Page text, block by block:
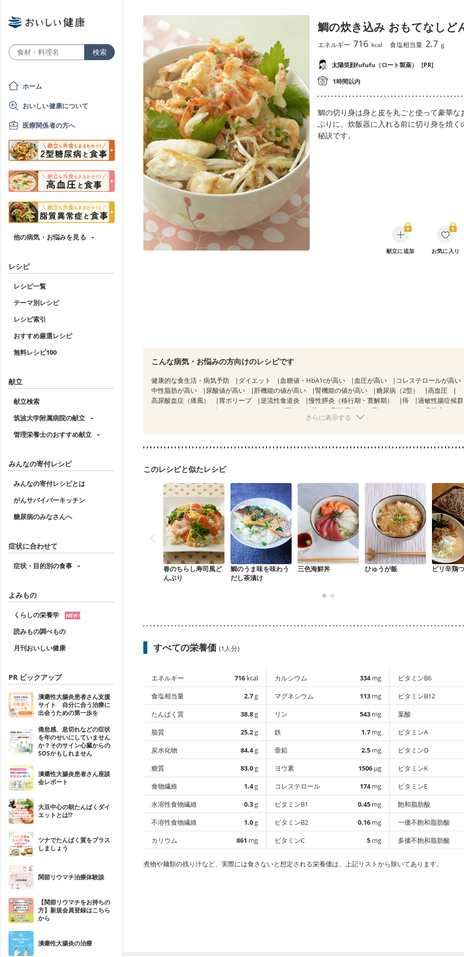
ホーム
おいしい健康について
医療関係者の方へ
他の病気・お悩みを見る
レシピ
レシピ一覧
テーマ別レシピ
レシピ索引
おすすめ厳選レシピ
無料レシピ100
献立
献立検索
筑波大学附属病院の献立
管理栄養士のおすすめ献立
みんなの寄付レシピ
みんなの寄付レシピとは
がんサバイバーキッチン
糖尿病のみなさんへ
症状に合わせて
症状・目的別の食事
よみもの
くらしの栄養学
読みもの調べもの
月刊おいしい健康
PR ピックアップ
潰瘍性大腸炎患者さん支援
サイト 自分に合う治療に
出会うための第一歩を
倦怠感、息切れなどの症状
を年のせいにしていません
か？そのサイン心臓からの
SOSかもしれません
潰瘍性大腸炎患者さん座談
会レポート
大豆中心の朝たんぱくダイ
エットとは!?
ツナでたんぱく質をプラス
しましょう
関節リウマチ治療体験談
【関節リウマチをお持ちの
方】新規会員登録はこちら
から
潰瘍性大腸炎の治療
鯛の炊き込み おもてなしど
エネルギー 716 kcal 食塩相当量 2.7 g
太陽笑顔fufufu（ロート製薬）
[PR]
1時間以内
鯛の切り身は身と皮を丸ごと使って豪華な
ぶりに。炊飯器に入れる前に切り身を焼く
秘訣です。
献立に追加 お気に入り
こんな病気・お悩みの方向けのレシピです
健康的な食生活・病気予防 ダイエット 血糖値・HbA1cが高い 血圧が高い
コレステロールが高い
中性脂肪が高い
尿酸値が高い 肝機能の値が高い 腎機能の値が高い 糖尿病（2型）
高血圧
高尿酸血症（痛風）
胃ポリープ 逆流性食道炎 慢性膵炎（移行期・寛解期） 痔
過敏性腸症候群
CKD（ステージ１）
CKD（ステージ２） 乳がん（抗がん剤治療中）
乳がん（ホルモン療法中）
乳がん治療を終えた方・経過観察中の方など
骨折
骨粗しょう症 関節リウマチ フレイル（年齢に合わせた体作り） 低栄養予防
貧血対策
さらに表示する
このレシピと似たレシピ
春のちらし寿司風ど
んぶり
鯛のうま味を味わう
だし茶漬け
三色海鮮丼 ひゅうが飯 ピリ辛鶏
すべての栄養価 (1人分)
エネルギー 716 kcal
食塩相当量
2.7g
たんぱく質
38.8g
脂質
25.2g
炭水化物
84.4g
糖質
83.0g
食物繊維
1.4g
水溶性食物繊維
0.3g
不溶性食物繊維
1.0g
カリウム
861 mg
カルシウム 334mg
マグネシウム
113 mg
リン
543 mg
鉄
1.7 mg
亜鉛
2.5 mg
ヨウ素
1506 µg
コレステロール
174mg
ビタミンB1
0.45 mg
ビタミンB2
0.16 mg
ビタミンC
5 mg
ビタミンB6
ビタミンB12
葉酸
ビタミンA
ビタミンD
ビタミンK
ビタミンE
飽和脂肪酸
一価不飽和脂肪酸
多価不飽和脂肪酸
煮物や麺類の残り汁など、実際には食さないと想定される栄養価は、上記リストから除いてあります。